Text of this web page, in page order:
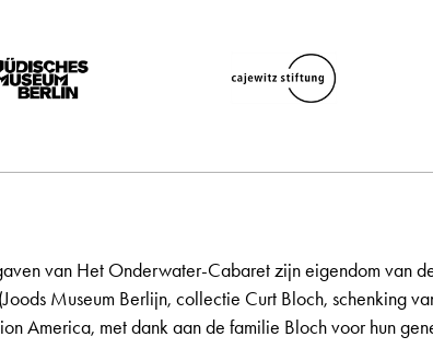
van Het Onderwater-Cabaret zijn eigendom van
Museum Berlijn, collectie Curt Bloch, schenking
America, met dank aan de familie Bloch voor hun